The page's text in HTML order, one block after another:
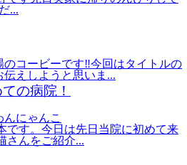
...
コービーです‼今回はタイトルの
えしようと思いま...
の病院！
んにゃんこ
です。今日は先日当院に初めて来
さんをご紹介...